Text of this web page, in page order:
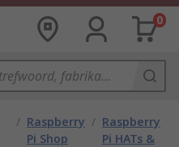
0
/ Raspberry
Pi Shop
/ Raspberry
Pi HATs &